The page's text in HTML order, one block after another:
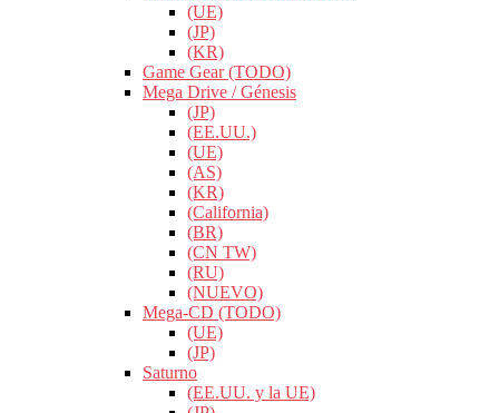
(UE)
(JP)
(KR)
Game Gear (TODO)
Mega Drive / Génesis
(JP)
(EE.UU.)
(UE)
(AS)
(KR)
(California)
(BR)
(CN TW)
(RU)
(NUEVO)
Mega-CD (TODO)
(UE)
(JP)
Saturno
(EE.UU. y la UE)